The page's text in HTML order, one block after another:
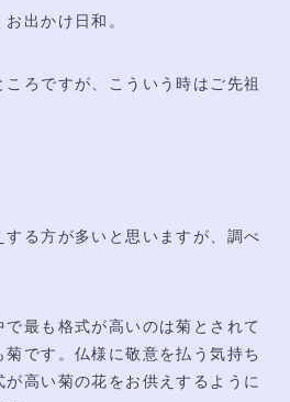
出かけ日和。
ろですが、こういう時はご先祖
る方が多いと思いますが、調べ
最も格式が高いのは菊とされて
です。仏様に敬意を払う気持ち
高い菊の花をお供えするように